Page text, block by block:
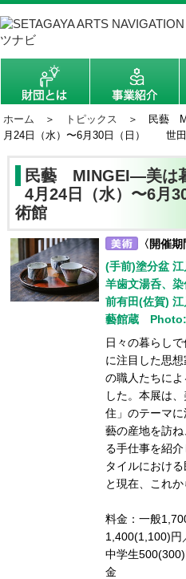
ホーム ＞ トピックス
＞ 民藝
月24日（水）〜6月30日（日） 世
民藝 MINGEI―美は
4月24日（水）〜6
術館
〈開催
(手前)塗分盆
羊歯文湯呑、
前有田(佐賀)
藝館蔵
日々の暮らし
に注目した思
の職人たちに
した。本展は
住」のテーマ
藝の産地を訪
る手仕事を紹
タイルにおけ
と現在、これか
料金：一般
1,400(1,100)円
中学生
金